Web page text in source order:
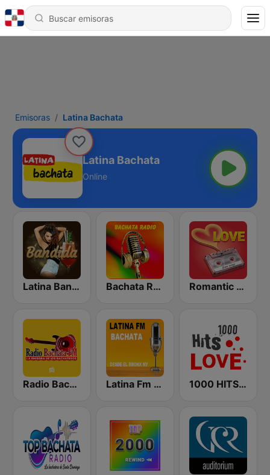
Emisoras Latina Bachata
Latina Bachata
Online
Latina Bandida! Bachata Radio Romantic Vibes
Radio Bachata Latina Fm Bachata 1000 HITS Love